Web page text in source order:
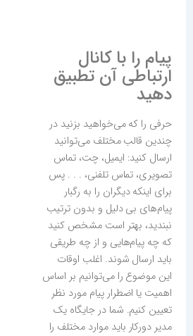
پیام را با کانال
ارتباطی آن تطبیق
دهید
حرفی را که می‌خواهید بزنید در
چندین قالب مختلف می‌توانید
ارسال کنید: ایمیل، چت، تماس
تصویری، تماس تلفنی، . . . پس
برای اینکه دیگران را به رگبار
پیام‌های بی دلیل و بدون ترتیب
نبندید، بهتر است مشخص کنید
که چه پیام‌هایی و از چه طریقی
باید ارسال شوند. اغلب اوقات
این موضوع را می‌توانیم بر اساس
اهمیت یا اضطرار پیام مورد نظر
تعیین کنیم. شما در جایگاه یک
مدیر دورکار باید موارد مختلف را